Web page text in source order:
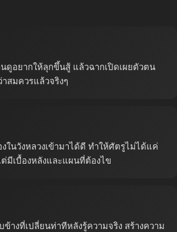
ดูอยากให้ลุกขึ้นสู้ แล้วฉากเปิดเผยตัวตน
สมควรแล้วจริงๆ
งในวังหลวงเข้ามาได้ดี ทำให้ศัตรูไม่ได้แค่
ต่มีเบื้องหลังและแผนที่ต้องไข
างที่เปลี่ยนท่าทีหลังรู้ความจริง สร้างความ